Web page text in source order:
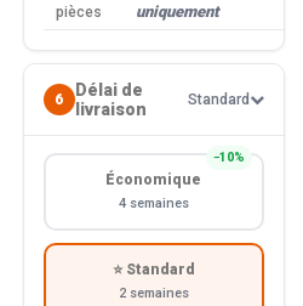
pièces
uniquement
6
Délai de
livraison
Standard
−10%
Économique
4 semaines
⭐ Standard
2 semaines